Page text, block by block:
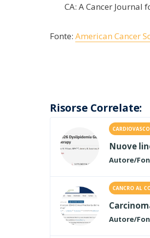
CA: A Cancer
Fonte: American Cancer
Risorse Correlate:
Nuove
Autore/
CANCRO AL
Autore/